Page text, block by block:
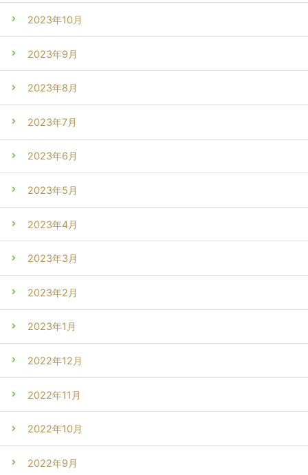
2023年10月
2023年9月
2023年8月
2023年7月
2023年6月
2023年5月
2023年4月
2023年3月
2023年2月
2023年1月
2022年12月
2022年11月
2022年10月
2022年9月